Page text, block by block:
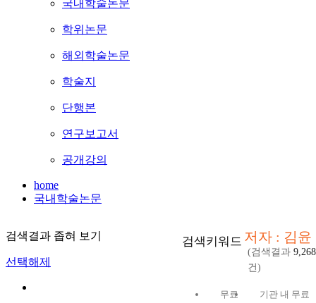
국내학술논문
학위논문
해외학술논문
학술지
단행본
연구보고서
공개강의
home
국내학술논문
검색결과 좁혀 보기
선택해제
검색키워드 저자 : 김윤
(검색결과 9,268
건)
무료
기관 내 무료